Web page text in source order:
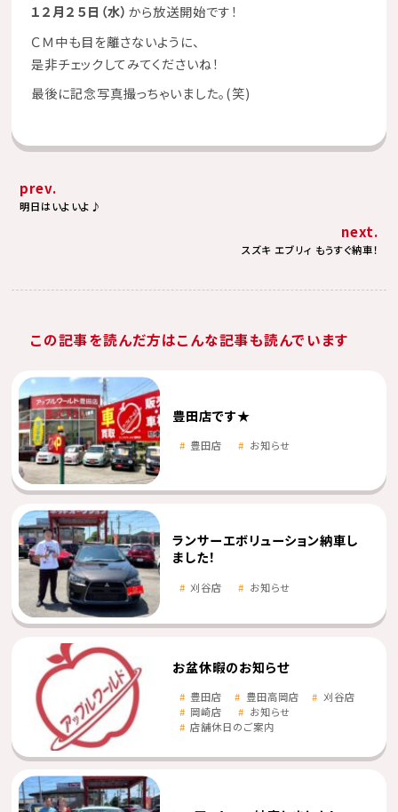
１２月２５日（水） から放送開始です！
ＣＭ中も目を離さないように、
是非チェックしてみてくださいね！
最後に記念写真撮っちゃいました。(笑)
prev.
明日はいよいよ♪
next.
スズキ エブリィ もうすぐ納車！
この記事を読んだ方はこんな記事も読んでいます
豊田店です★
豊田店 お知らせ
ランサーエボリューション納車し
ました！
刈谷店 お知らせ
お盆休暇のお知らせ
豊田店 豊田高岡店
刈谷店
岡崎店
お知らせ
店舗休日のご案内